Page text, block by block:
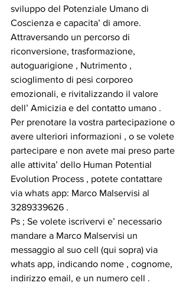
sviluppo del Potenziale Umano di
Coscienza e capacita’ di amore.
Attraversando un percorso di
riconversione, trasformazione,
autoguarigione , Nutrimento ,
scioglimento di pesi corporeo
emozionali, e rivitalizzando il valore
dell’ Amicizia e del contatto umano .
Per prenotare la vostra partecipazione o
avere ulteriori informazioni , o se volete
partecipare e non avete mai preso parte
alle attivita’ dello Human Potential
Evolution Process , potete contattare
via whats app: Marco Malservisi al
3289339626 .
Ps ; Se volete iscrivervi e’ necessario
mandare a Marco Malservisi un
messaggio al suo cell (qui sopra) via
whats app, indicando nome , cognome,
indirizzo email, e un numero cell .